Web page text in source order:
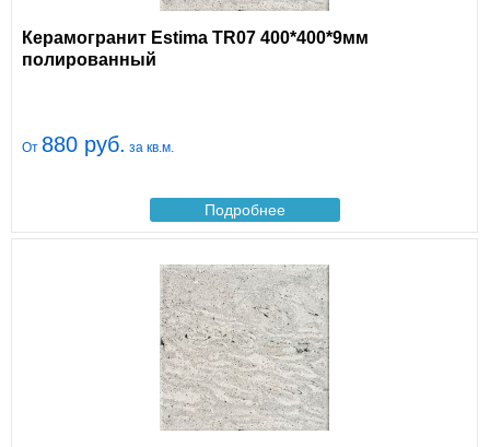
Керамогранит Estima TR07 400*400*9мм
полированный
От 880 руб. за кв.м.
Подробнее